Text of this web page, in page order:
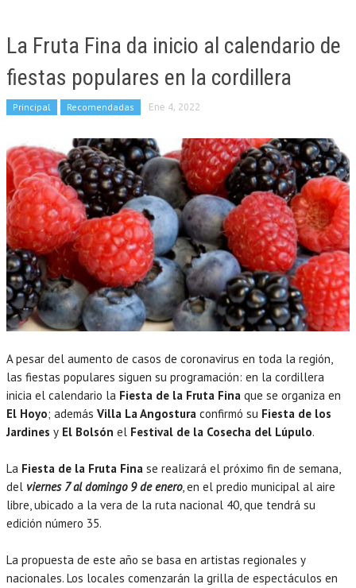
La Fruta Fina da inicio al calendario de
fiestas populares en la cordillera
Principal Recomendadas Ene 4, 2022
A pesar del aumento de casos de coronavirus en toda la región,
las fiestas populares siguen su programación: en la cordillera
inicia el calendario la Fiesta de la Fruta Fina que se organiza en
El Hoyo; además Villa La Angostura confirmó su Fiesta de los
Jardines y El Bolsón el Festival de la Cosecha del Lúpulo.
La Fiesta de la Fruta Fina se realizará el próximo fin de semana,
del viernes 7 al domingo 9 de enero, en el predio municipal al aire
libre, ubicado a la vera de la ruta nacional 40, que tendrá su
edición número 35.
La propuesta de este año se basa en artistas regionales y
nacionales. Los locales comenzarán la grilla de espectáculos en